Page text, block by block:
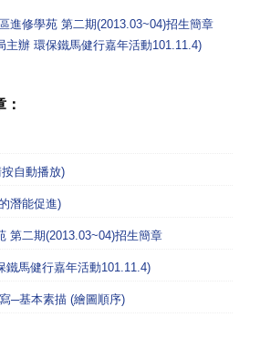
進修學苑 第二期(2013.03~04)招生簡章
主辦 環保鐵馬健行嘉年活動101.11.4)
自動播放)
潛能促進)
第二期(2013.03~04)招生簡章
鐵馬健行嘉年活動101.11.4)
─基本素描 (繪圖順序)